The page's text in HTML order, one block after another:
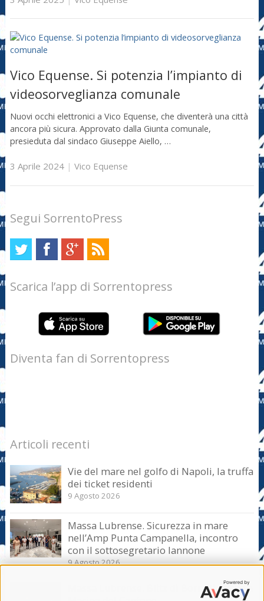
Vico Equense. Si potenzia l’impianto di
videosorveglianza comunale
Nuovi occhi elettronici a Vico Equense, che diventerà una città
ancora più sicura. Approvato dalla Giunta comunale,
presieduta dal sindaco Giuseppe Aiello, …
3 Aprile 2024| Vico Equense
Segui SorrentoPress
Scarica l’app di Sorrentopress
Diventa fan di Sorrentopress
Articoli recenti
Vie del mare nel golfo di Napoli, la truffa
dei ticket residenti
9 Agosto 2026
Massa Lubrense. Sicurezza in mare
nell’Amp Punta Campanella, incontro
con il sottosegretario Iannone
9 Agosto 2026
Massa Lubrense. Blitz di Borrelli anche a